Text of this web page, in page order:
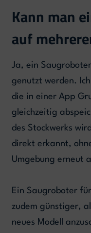
Kann man
auf
Ja, ein
genutzt werden.
die in einer App
gleichzeitig
des Stockwerks
direkt erkannt,
Umgebung erneut
Ein Saugroboter
zudem günstiger,
neues Modell